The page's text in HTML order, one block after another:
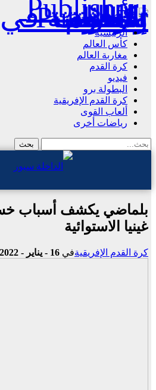
Publisher - تغطية إخبارية لكافة الأحداث الرياضية في المغرب والعالم.
الرئيسية
كأس العالم
مغاربة العالم
كرة القدم
فيديو
البطولة برو
كرة القدم الإفريقية
ألعاب القوى
رياضات أخرى
بلماضي يكشف أسباب
غينيا الاستوائية
كرة القدم الإفريقيةفي 16 - يناير - 2022 | 22:18 مساءً